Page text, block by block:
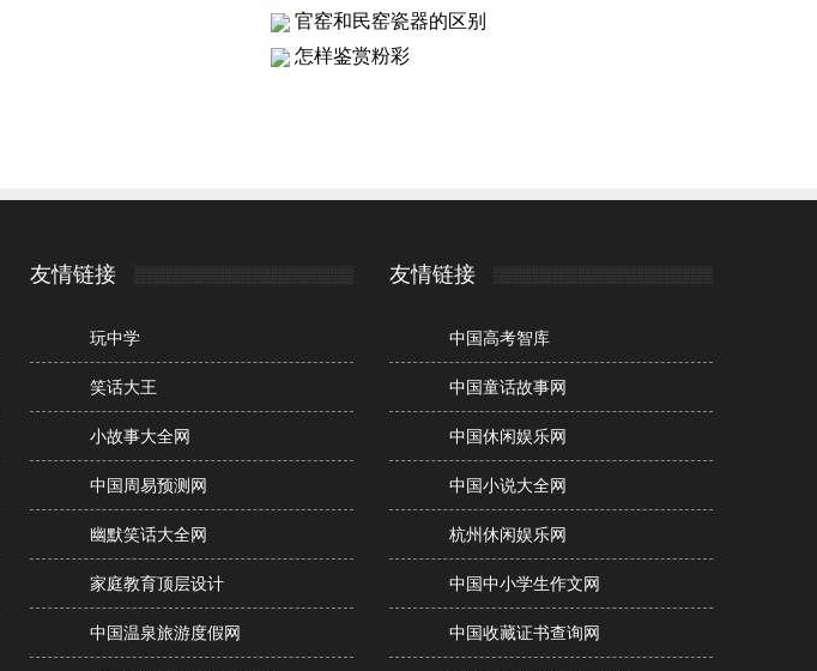
官窑和民窑瓷器的区别
怎样鉴赏粉彩
友情链接
玩中学
笑话大王
小故事大全网
中国周易预测网
幽默笑话大全网
家庭教育顶层设计
中国温泉旅游度假网
友情链接
中国高考智库
中国童话故事网
中国休闲娱乐网
中国小说大全网
杭州休闲娱乐网
中国中小学生作文网
中国收藏证书查询网